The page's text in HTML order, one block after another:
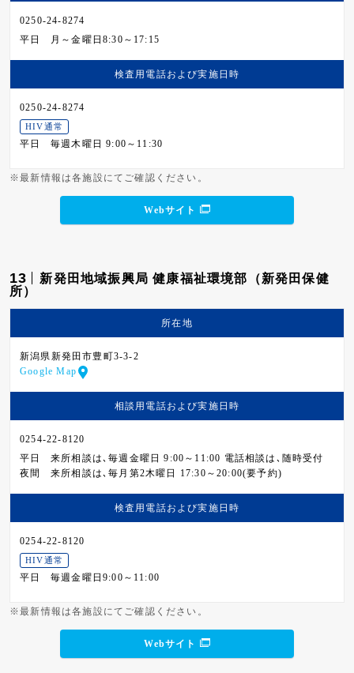
0250-24-8274
平日
月～金曜日8:30～17:15
検査用電話および実施日時
0250-24-8274
HIV通常
平日 毎週木曜日 9:00～11:30
※最新情報は各施設にてご確認ください。
Webサイト
13
新発田地域振興局 健康福祉環境部（新発田保健
所）
所在地
新潟県新発田市豊町3-3-2
Google Map
相談用電話および実施日時
0254-22-8120
平日
来所相談は､毎週金曜日 9:00～11:00 電話相談は､随時受付
夜間
来所相談は､毎月第2木曜日 17:30～20:00(要予約)
検査用電話および実施日時
0254-22-8120
HIV通常
平日 毎週金曜日9:00～11:00
※最新情報は各施設にてご確認ください。
Webサイト